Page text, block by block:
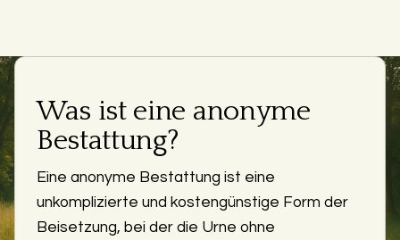
Was ist eine anonyme
Bestattung?
Eine anonyme Bestattung ist eine
unkomplizierte und kostengünstige Form der
Beisetzung, bei der die Urne ohne